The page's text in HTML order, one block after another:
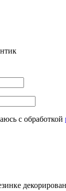
с обработкой